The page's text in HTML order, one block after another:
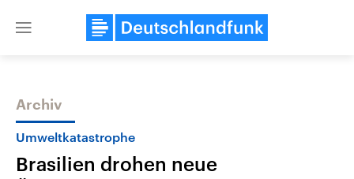
Close
Themen
Archiv
Umweltkatastrophe
Brasilien drohen neue